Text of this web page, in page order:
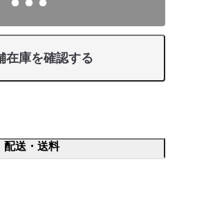
在庫を確認する
配送・送料